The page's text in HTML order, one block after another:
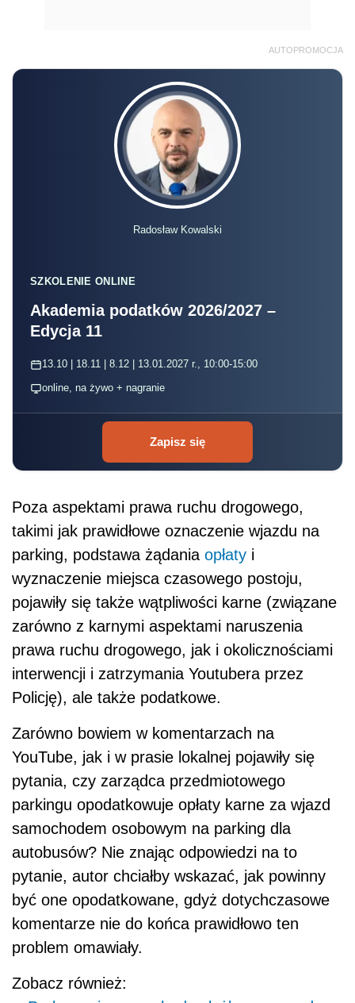
AUTOPROMOCJA
Radosław Kowalski
SZKOLENIE ONLINE
Akademia podatków 2026/2027 –
Edycja 11
13.10 | 18.11 | 8.12 | 13.01.2027 r., 10:00-15:00
online, na żywo + nagranie
Zapisz się
Poza aspektami prawa ruchu drogowego,
takimi jak prawidłowe oznaczenie wjazdu na
parking, podstawa żądania opłaty i
wyznaczenie miejsca czasowego postoju,
pojawiły się także wątpliwości karne (związane
zarówno z karnymi aspektami naruszenia
prawa ruchu drogowego, jak i okolicznościami
interwencji i zatrzymania Youtubera przez
Policję), ale także podatkowe.
Zarówno bowiem w komentarzach na
YouTube, jak i w prasie lokalnej pojawiły się
pytania, czy zarządca przedmiotowego
parkingu opodatkowuje opłaty karne za wjazd
samochodem osobowym na parking dla
autobusów? Nie znając odpowiedzi na to
pytanie, autor chciałby wskazać, jak powinny
być one opodatkowane, gdyż dotychczasowe
komentarze nie do końca prawidłowo ten
problem omawiały.
Zobacz również: